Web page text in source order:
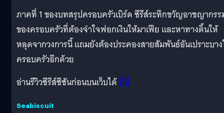
ภาคที่ 1 ของบทสรุปครอบครัวเบิร์ด ซีรีส์ระทึกขวัญอาชญากร
ของครอบครัวที่ต้องจำใจฟอกเงินให้มาเฟีย และหาทางดิ้นให้
หลุดจากวงการนี้ แถมยังต้องประคองสายสัมพันธ์อันเปราะบา
ครอบครัวอีกด้วย
อ่านรีวิวซีรีส์ซีซันก่อนบนเว็บได้ที่นี่
Seabiscuit